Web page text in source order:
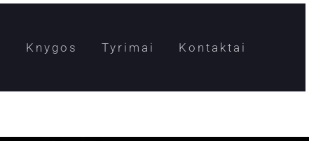
Knygos Tyrimai Kontaktai